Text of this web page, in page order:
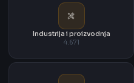
Industrija i proizvodnja
4.671